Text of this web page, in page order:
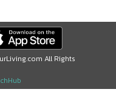
All Rights